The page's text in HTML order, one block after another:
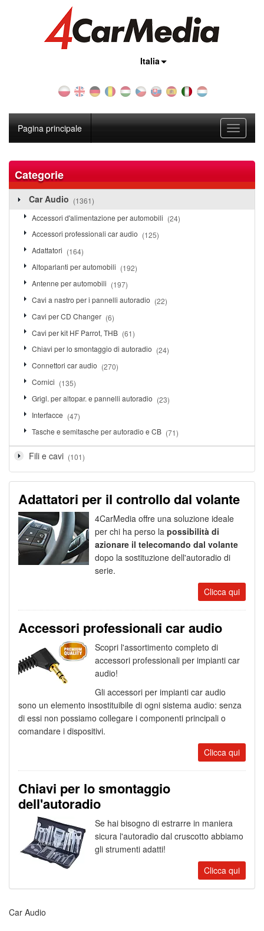
Italia
Toggle
Pagina principale
Categorie
Car Audio (1361)
Accessori d'alimentazione per automobili (24)
Accessori professionali car audio (125)
Adattatori (164)
Altoparlanti per automobili (192)
Antenne per automobili (197)
Cavi a nastro per i pannelli autoradio (22)
Cavi per CD Changer (6)
Cavi per kit HF Parrot, THB (61)
Chiavi per lo smontaggio di autoradio (24)
Connettori car audio (270)
Cornici (135)
Grigl. per altopar. e pannelli autoradio (23)
Interfacce (47)
Tasche e semitasche per autoradio e CB (71)
Fili e cavi (101)
Adattatori per il controllo dal volante
4CarMedia offre una soluzione ideale
per chi ha perso la possibilità di
azionare il telecomando dal volante
dopo la sostituzione dell'autoradio di
serie.
Clicca qui
Accessori professionali car audio
Scopri l'assortimento completo di
accessori professionali per impianti car
audio!
Gli accessori per impianti car audio
sono un elemento insostituibile di ogni sistema audio: senza
di essi non possiamo collegare i componenti principali o
comandare i dispositivi.
Clicca qui
Chiavi per lo smontaggio
dell'autoradio
Se hai bisogno di estrarre in maniera
sicura l'autoradio dal cruscotto abbiamo
gli strumenti adatti!
Clicca qui
Car Audio